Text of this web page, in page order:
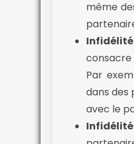
même
Par
dans des
avec le